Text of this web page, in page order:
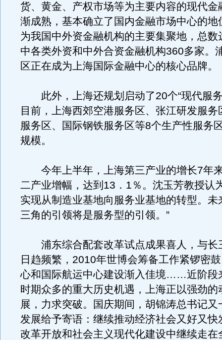
货、黄金、产权市场等为主要内容的现代金
渐成熟，基本确立了国内金融市场中心的地
为我国中外资金融机构的主要集聚地，总数
中各类外资和中外合资金融机构360多家。
区正在成为上海国际金融中心的核心品牌。
此外，上海还规划启动了20个“现代服务
目前，上海西郊空港服务区、张江研发服务
服务区、国际钢铁服务区等8个生产性服务
规模。
今年上半年，上海第三产业的增长7年
二产业增幅，达到13．1％。沈玉芳教授认
实现从制造业基地向服务业基地的转型。未
三角的引领将是服务型的引领。”
浦东综合配套改革试点成果喜人，与长
日趋频繁，2010年世博会筹备工作紧锣密
心和国际航运中心建设渐入佳境……近阶段
时期众多的重大历史机遇，上海正以强劲的
展，力求突破。国庆期间，胡锦涛总书记又
发展给予寄语：继续推动经济社会又好又快
改革开放和社会主义现代化建设中继续走